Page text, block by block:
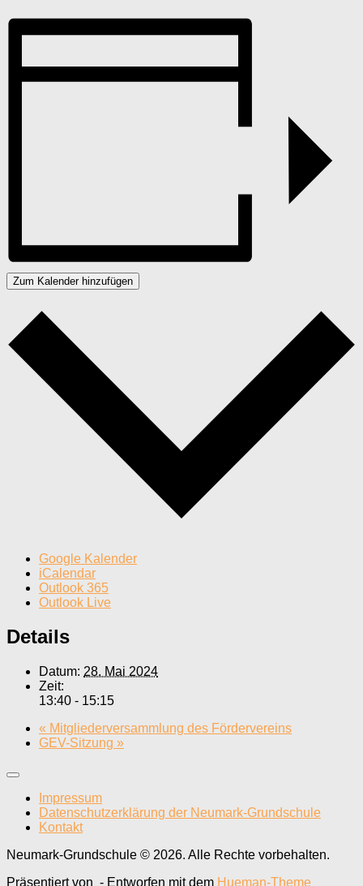
Zum Kalender hinzufügen
Google Kalender
iCalendar
Outlook 365
Outlook Live
Details
Datum: 28. Mai 2024
Zeit:
13:40 - 15:15
« Mitgliederversammlung des Fördervereins
GEV-Sitzung »
Impressum
Datenschutzerklärung der Neumark-Grundschule
Kontakt
Neumark-Grundschule © 2026. Alle Rechte vorbehalten.
Präsentiert von - Entworfen mit dem Hueman-Theme